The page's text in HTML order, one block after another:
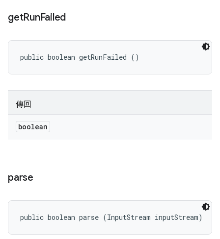
getRunFailed
public boolean getRunFailed ()
傳回
boolean
parse
public boolean parse (InputStream inputStream)